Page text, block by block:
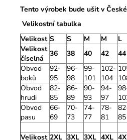
Tento výrobek bude ušit v
Velikostní tabulka
Velikost S S M M L
Velikost
číselná
36 38 40 42 44
Obvod
boků
92-
95
96-
98
99-
101
102-
104
Obvod
hrudi
82-
85
86-
89
90-
93
94-
97
Obvod
pasu
66-
69
70-
73
74-
77
78-
81
85
Velikost 2XL 3XL 3XL 4XL